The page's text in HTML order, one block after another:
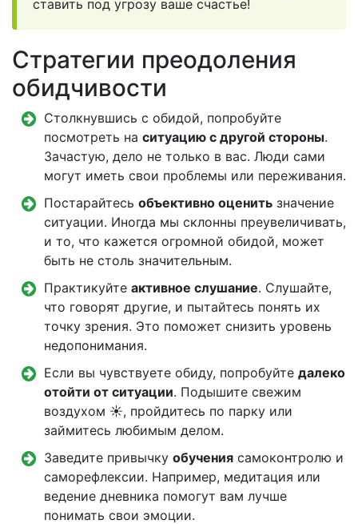
ставить под угрозу ваше счастье!
Стратегии преодоления
обидчивости
Столкнувшись с обидой, попробуйте
посмотреть на ситуацию с другой стороны.
Зачастую, дело не только в вас. Люди сами
могут иметь свои проблемы или переживания.
Постарайтесь объективно оценить значение
ситуации. Иногда мы склонны преувеличивать,
и то, что кажется огромной обидой, может
быть не столь значительным.
Практикуйте активное слушание. Слушайте,
что говорят другие, и пытайтесь понять их
точку зрения. Это поможет снизить уровень
недопонимания.
Если вы чувствуете обиду, попробуйте далеко
отойти от ситуации. Подышите свежим
воздухом ☀️, пройдитесь по парку или
займитесь любимым делом.
Заведите привычку обучения самоконтролю и
саморефлексии. Например, медитация или
ведение дневника помогут вам лучше
понимать свои эмоции.